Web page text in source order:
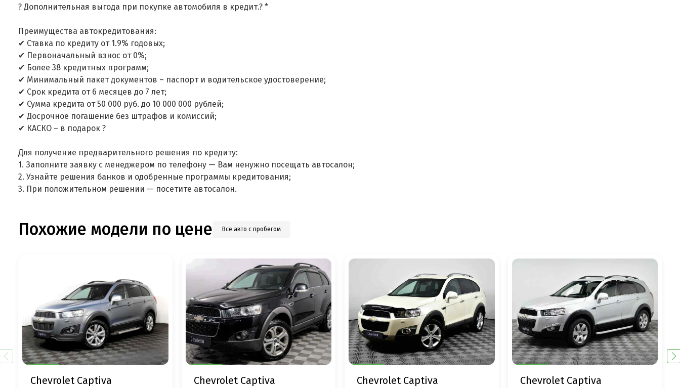
? Дополнительная выгода при покупке автомобиля в кредит.? *
Преимущества автокредитования:
✔ Ставка по кредиту от 1.9% годовых;
✔ Первоначальный взнос от 0%;
✔ Более 38 кредитных программ;
✔ Минимальный пакет документов – паспорт и водительское удостоверение;
✔ Срок кредита от 6 месяцев до 7 лет;
✔ Сумма кредита от 50 000 руб. до 10 000 000 рублей;
✔ Досрочное погашение без штрафов и комиссий;
✔ КАСКО – в подарок ?
Для получение предварительного решения по кредиту:
1. Заполните заявку с менеджером по телефону — Вам ненужно посещать автосалон;
2. Узнайте решения банков и одобренные программы кредитования;
3. При положительном решении — посетите автосалон.
Похожие модели по цене Все авто с пробегом
Chevrolet Captiva Chevrolet Captiva Chevrolet Captiva Chevrolet Captiva